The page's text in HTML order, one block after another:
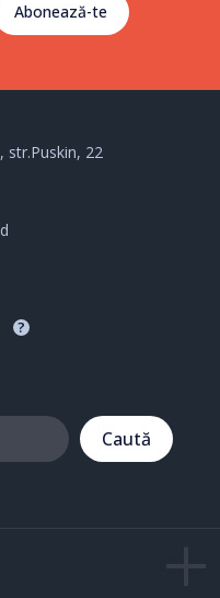
Abonează-te
str.Puskin, 22
?
Caută